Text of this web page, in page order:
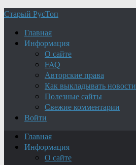
Старый РусТоп
Главная
Информация
О сайте
FAQ
Авторские права
Как выкладывать новости
Полезные сайты
Свежие комментарии
Войти
Главная
Информация
О сайте